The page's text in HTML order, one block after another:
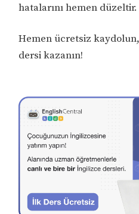
hatalarını hemen düzeltir.
Hemen ücretsiz
dersi kazanın!